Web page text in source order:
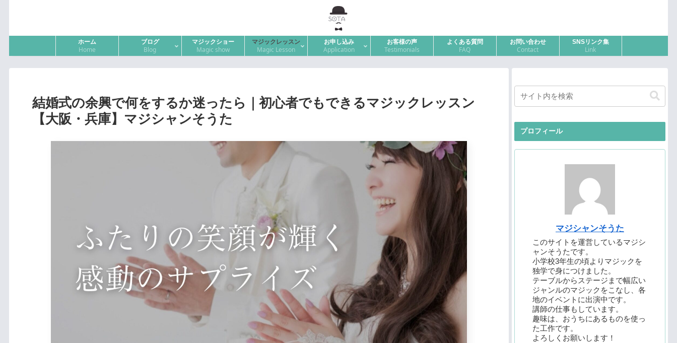
ホーム
Home
ブログ
Blog
マジックショー
Magic show
マジックレッスン
Magic Lesson
お申し込み
Application
お客様の声
Testimonials
よくある質問
FAQ
お問い合わせ
Contact
SNSリンク集
Link
結婚式の余興で何をするか迷ったら｜初心者でもできるマジックレッスン
【大阪・兵庫】マジシャンそうた
プロフィール
マジシャンそうた
このサイトを運営しているマジシ
ャンそうたです。
小学校3年生の頃よりマジックを
独学で身につけました。
テーブルからステージまで幅広い
ジャンルのマジックをこなし、各
地のイベントに出演中です。
講師の仕事もしています。
趣味は、おうちにあるものを使っ
た工作です。
よろしくお願いします！